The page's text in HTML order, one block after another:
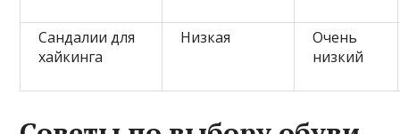
Сандалии для
хайкинга
Низкая
Очень
низкий